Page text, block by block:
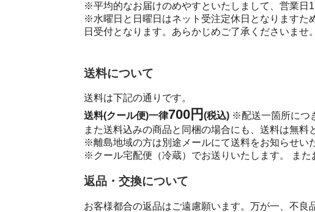
※平均的なお届けのめやすといたしまして、営業日
※水曜日と日曜日はネット受注定休日となります
日受付となります。あらかじめご了承くださいませ。
送料について
送料は下記の通りです。
送料(クール便)一律700円 (税込) ※配送一箇所につ
また送料込みの商品と同梱の場合にも、送料は無料
※離島地域の方は別途メールにて送料をお知らせい
※クール宅配便（冷蔵）でお送りいたします。 また
返品・交換について
お客様都合の返品はご遠慮願います。万が一、不